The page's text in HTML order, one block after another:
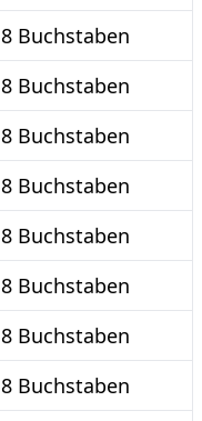
8 Buchstaben
8 Buchstaben
8 Buchstaben
8 Buchstaben
8 Buchstaben
8 Buchstaben
8 Buchstaben
8 Buchstaben